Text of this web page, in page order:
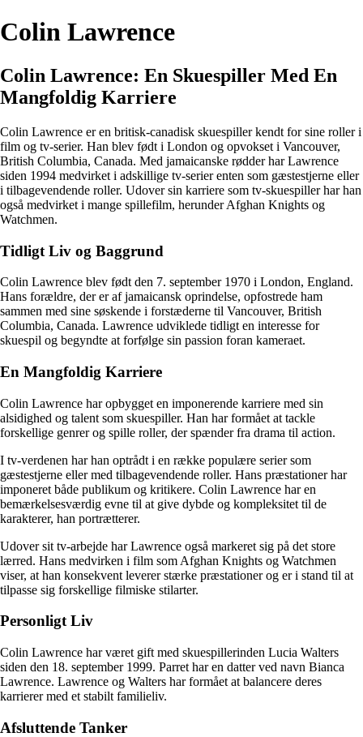
Colin Lawrence
Colin Lawrence: En Skuespiller Med En
Mangfoldig Karriere
Colin Lawrence er en britisk-canadisk skuespiller kendt for sine roller i
film og tv-serier. Han blev født i London og opvokset i Vancouver,
British Columbia, Canada. Med jamaicanske rødder har Lawrence
siden 1994 medvirket i adskillige tv-serier enten som gæstestjerne eller
i tilbagevendende roller. Udover sin karriere som tv-skuespiller har han
også medvirket i mange spillefilm, herunder Afghan Knights og
Watchmen.
Tidligt Liv og Baggrund
Colin Lawrence blev født den 7. september 1970 i London, England.
Hans forældre, der er af jamaicansk oprindelse, opfostrede ham
sammen med sine søskende i forstæderne til Vancouver, British
Columbia, Canada. Lawrence udviklede tidligt en interesse for
skuespil og begyndte at forfølge sin passion foran kameraet.
En Mangfoldig Karriere
Colin Lawrence har opbygget en imponerende karriere med sin
alsidighed og talent som skuespiller. Han har formået at tackle
forskellige genrer og spille roller, der spænder fra drama til action.
I tv-verdenen har han optrådt i en række populære serier som
gæstestjerne eller med tilbagevendende roller. Hans præstationer har
imponeret både publikum og kritikere. Colin Lawrence har en
bemærkelsesværdig evne til at give dybde og kompleksitet til de
karakterer, han portrætterer.
Udover sit tv-arbejde har Lawrence også markeret sig på det store
lærred. Hans medvirken i film som Afghan Knights og Watchmen
viser, at han konsekvent leverer stærke præstationer og er i stand til at
tilpasse sig forskellige filmiske stilarter.
Personligt Liv
Colin Lawrence har været gift med skuespillerinden Lucia Walters
siden den 18. september 1999. Parret har en datter ved navn Bianca
Lawrence. Lawrence og Walters har formået at balancere deres
karrierer med et stabilt familieliv.
Afsluttende Tanker